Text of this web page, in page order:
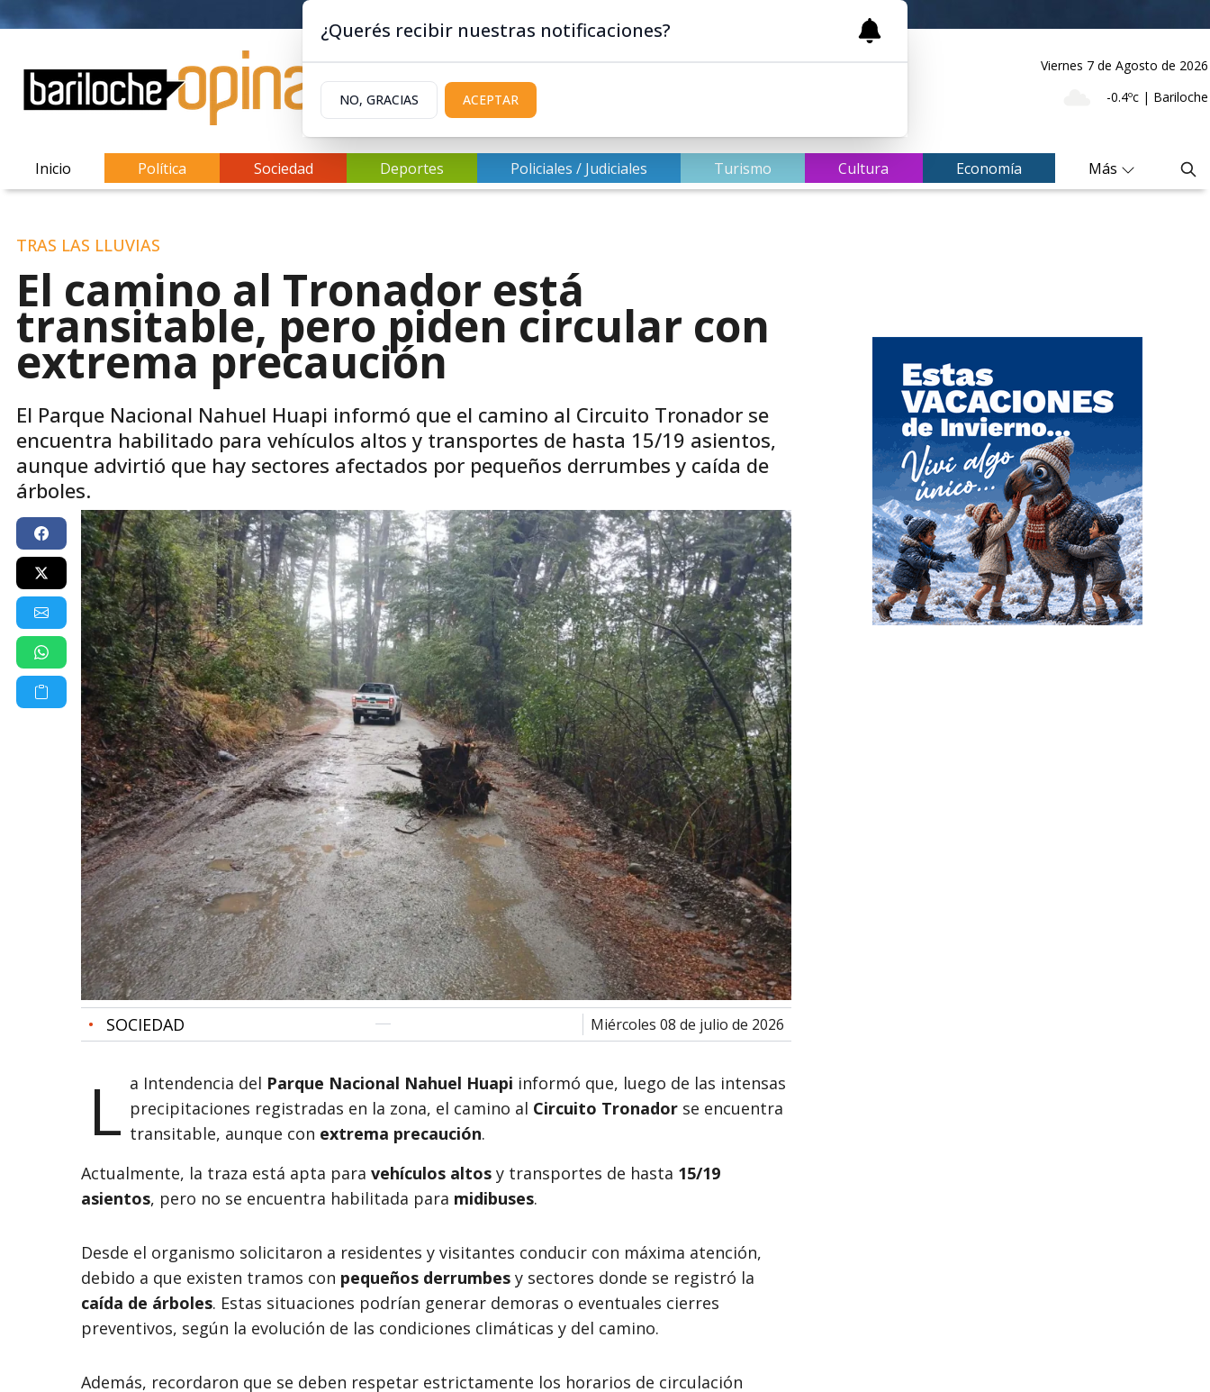
Viernes 7 de Agosto de 2026
-0.4ºc | Bariloche
Inicio Política Sociedad Deportes Policiales / Judiciales Turismo Cultura Economía Más
TRAS LAS LLUVIAS
El camino al Tronador está
transitable, pero piden circular con
extrema precaución
El Parque Nacional Nahuel Huapi informó que el camino al Circuito Tronador se
encuentra habilitado para vehículos altos y transportes de hasta 15/19 asientos,
aunque advirtió que hay sectores afectados por pequeños derrumbes y caída de
árboles.
• SOCIEDAD miércoles 08 de julio de 2026
L a Intendencia del Parque Nacional Nahuel Huapi informó que, luego de las intensas
precipitaciones registradas en la zona, el camino al Circuito Tronadorse encuentra
transitable, aunque con extrema precaución.
Actualmente, la traza está apta para vehículos altosy transportes de hasta 15/19
asientos, pero no se encuentra habilitada para midibuses.
Desde el organismo solicitaron a residentes y visitantes conducir con máxima atención,
debido a que existen tramos con pequeños derrumbesy sectores donde se registró la
caída de árboles. Estas situaciones podrían generar demoras o eventuales cierres
preventivos, según la evolución de las condiciones climáticas y del camino.
Además, recordaron que se deben respetar estrictamente los horarios de circulación
¿Querés recibir nuestras notificaciones?
NO, GRACIAS ACEPTAR